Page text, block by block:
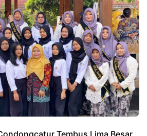
Tembus Lima Besar